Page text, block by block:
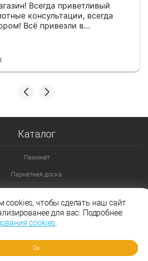
Всегда приветливый
консультации, всегда
Всё привезли в
Каталог
Ламинат
Паркетная доска
Ламинат 33 класс
Ламинат Эггер
Ламинат Таркетт
чтобы сделать наш сайт
для вас. Подробнее:
cookies.
Ок